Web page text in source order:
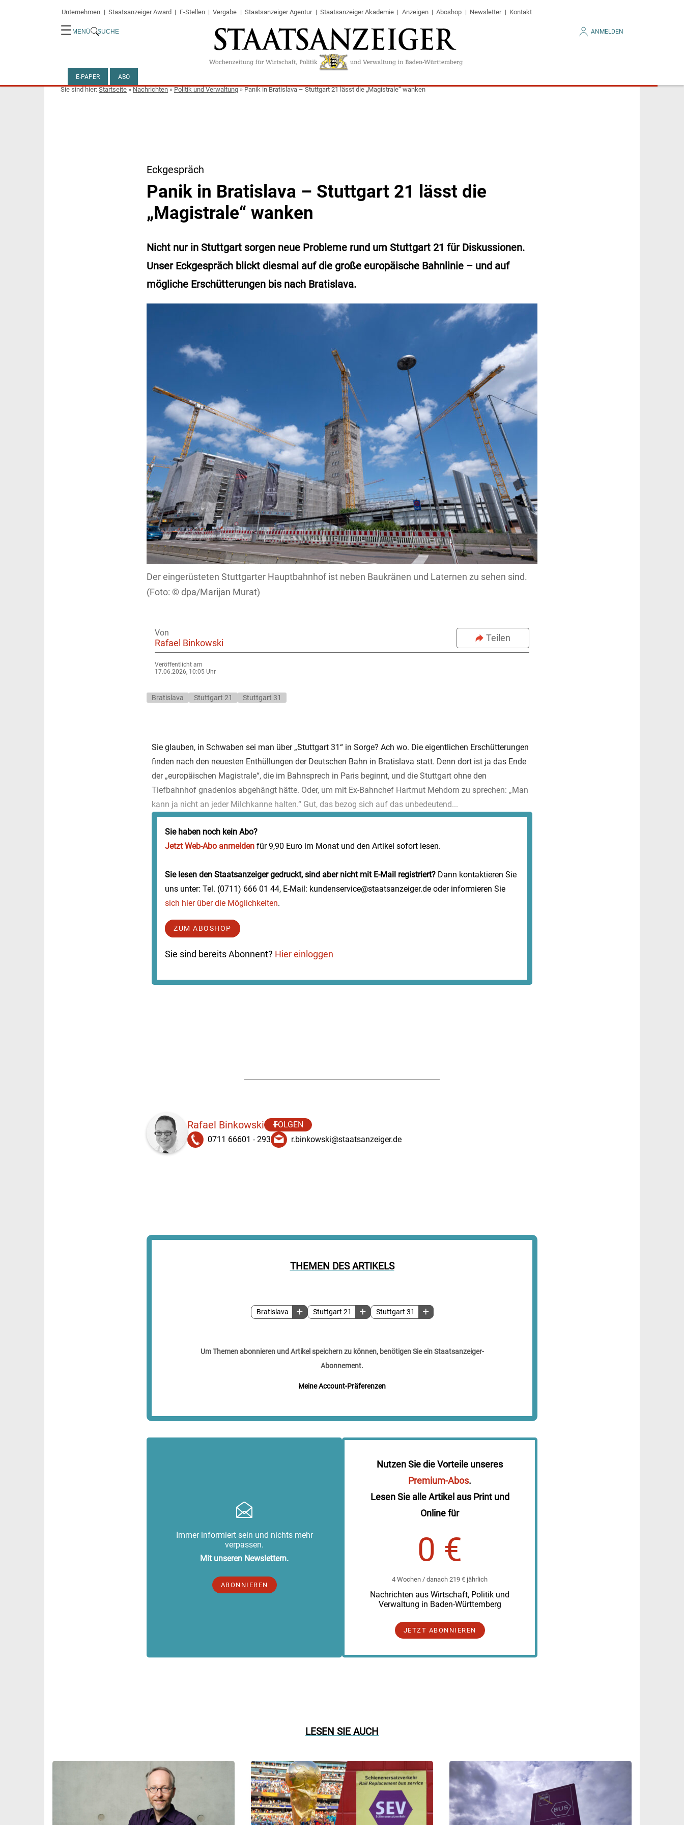
Unternehmen Staatsanzeiger Award E-Stellen Vergabe Staatsanzeiger Agentur Staatsanzeiger Akademie Anzeigen Aboshop Newsletter Kontakt
☰ MENÜ SUCHE ANMELDEN
E-PAPER ABO
Startseite»Nachrichten»Politik und Verwaltung»Panik in Bratislava – Stuttgart 21 lässt die „Magistrale“ wanken
THEMEN DES ARTIKELS
Bratislava Stuttgart 21 Stuttgart 31
Um Themen abonnieren und Artikel speichern zu können, benötigen Sie ein Staatsanzeiger-
Abonnement.
Meine Account-Präferenzen
Eckgespräch
Panik in Bratislava – Stuttgart 21 lässt die
„Magistrale“ wanken
Nicht nur in Stuttgart sorgen neue Probleme rund um Stuttgart 21 für Diskussionen.
Unser Eckgespräch blickt diesmal auf die große europäische Bahnlinie – und auf
mögliche Erschütterungen bis nach Bratislava.
Der eingerüsteten Stuttgarter Hauptbahnhof ist neben Baukränen und Laternen zu sehen sind.
dpa/Marijan Murat)
Von
Rafael Binkowski Teilen
Veröffentlicht am
17.06.2026, 10:05 Uhr
Bratislava Stuttgart 21 Stuttgart 31
Sie glauben, in Schwaben sei man über „Stuttgart 31“ in Sorge? Ach wo. Die eigentlichen Erschütterungen
finden nach den neuesten Enthüllungen der Deutschen Bahn in Bratislava statt. Denn dort ist ja das Ende
der „europäischen Magistrale“, die im Bahnsprech in Paris beginnt, und die Stuttgart ohne den
Tiefbahnhof gnadenlos abgehängt hätte. Oder, um mit Ex-Bahnchef Hartmut Mehdorn zu sprechen: „Man
kann ja nicht an jeder Milchkanne halten.“ Gut, das bezog sich auf das unbedeutend...
Sie haben noch kein Abo?
Jetzt Web-Abo anmelden für 9,90 Euro im Monat und den Artikel sofort lesen.
Sie lesen den Staatsanzeiger gedruckt, sind aber nicht mit E-Mail registriert? Dann kontaktieren Sie
uns unter: Tel. (0711) 666 01 44, E-Mail: kundenservice@staatsanzeiger.de oder informieren Sie
sich hier über die Möglichkeiten.
ZUM ABOSHOP
Sie sind bereits Abonnent? Hier einloggen
Rafael Binkowski
FOLGEN
0711 66601 - 293
r.binkowski@staatsanzeiger.de
Immer informiert sein und nichts mehr
verpassen.
Mit unseren Newslettern.
ABONNIEREN
Nutzen Sie die Vorteile unseres
Premium-Abos.
Lesen Sie alle Artikel aus Print und
Online für
0 €
4 Wochen / danach 219 € jährlich
Nachrichten aus Wirtschaft, Politik und
Verwaltung in Baden-Württemberg
JETZT ABONNIEREN
LESEN SIE AUCH